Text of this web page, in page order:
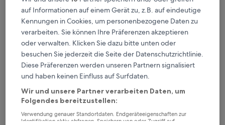
ibis Styles Berlin Treptow
ibis Styles Berlin Treptow
1,4 km von Straßenbahnhaltestelle Ostendstraße entfernt
von
10,
Sehr
gut,
Bewertungen)
8,4/10 Sehr gut (583 Bewertungen)
Der
Preis
71 €
inkl. Steuern & Gebühren
Spreepolis Boardinghaus
auf Informationen auf einem Gerät zu, z.B. auf eindeutige
Kennungen in Cookies, um personenbezogene Daten zu
verarbeiten. Sie können Ihre Präferenzen akzeptieren
oder verwalten. Klicken Sie dazu bitte unten oder
besuchen Sie jederzeit die Seite der Datenschutzrichtlinie.
Diese Präferenzen werden unseren Partnern signalisiert
und haben keinen Einfluss auf Surfdaten.
Wir und unsere Partner verarbeiten Daten, um
Folgendes bereitzustellen:
Verwendung genauer Standortdaten. Endgeräteeigenschaften zur
Identifikation aktiv abfragen. Speichern von oder Zugriff auf